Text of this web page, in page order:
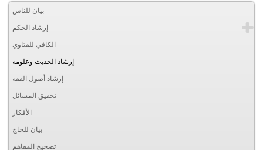
بيان للناس
إرشاد الحكم
الكافي للفتاوي
إرشاد الحديث وعلومه
إرشاد أصول الفقه
تحقيق المسائل
الأفكار
بيان للحاج
تصحيح المفاهم